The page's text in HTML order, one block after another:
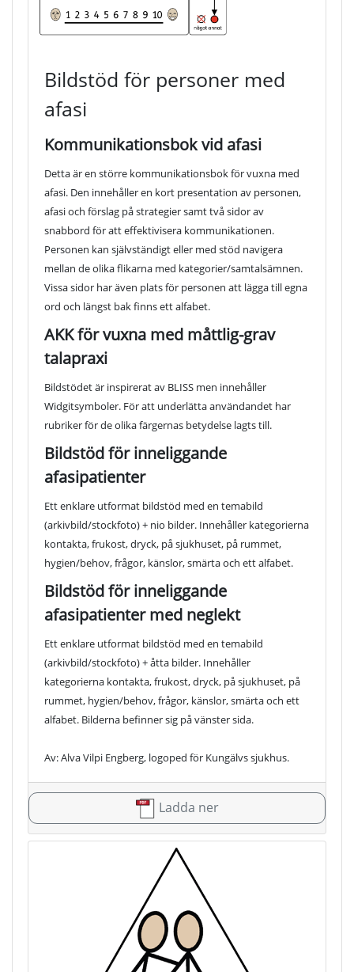
Bildstöd för personer med
afasi
Kommunikationsbok vid afasi
Detta är en större kommunikationsbok för vuxna med
afasi. Den innehåller en kort presentation av personen,
afasi och förslag på strategier samt två sidor av
snabbord för att effektivisera kommunikationen.
Personen kan självständigt eller med stöd navigera
mellan de olika flikarna med kategorier/samtalsämnen.
Vissa sidor har även plats för personen att lägga till egna
ord och längst bak finns ett alfabet.
AKK för vuxna med måttlig-grav
talapraxi
Bildstödet är inspirerat av BLISS men innehåller
Widgitsymboler. För att underlätta användandet har
rubriker för de olika färgernas betydelse lagts till.
Bildstöd för inneliggande
afasipatienter
Ett enklare utformat bildstöd med en temabild
(arkivbild/stockfoto) + nio bilder. Innehåller kategorierna
kontakta, frukost, dryck, på sjukhuset, på rummet,
hygien/behov, frågor, känslor, smärta och ett alfabet.
Bildstöd för inneliggande
afasipatienter med neglekt
Ett enklare utformat bildstöd med en temabild
(arkivbild/stockfoto) + åtta bilder. Innehåller
kategorierna kontakta, frukost, dryck, på sjukhuset, på
rummet, hygien/behov, frågor, känslor, smärta och ett
alfabet. Bilderna befinner sig på vänster sida.
Av: Alva Vilpi Engberg, logoped för Kungälvs sjukhus.
Ladda ner